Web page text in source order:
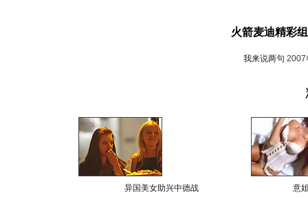
火箭麦迪精彩
我来说两句 2007
异国美女助兴中德战 意